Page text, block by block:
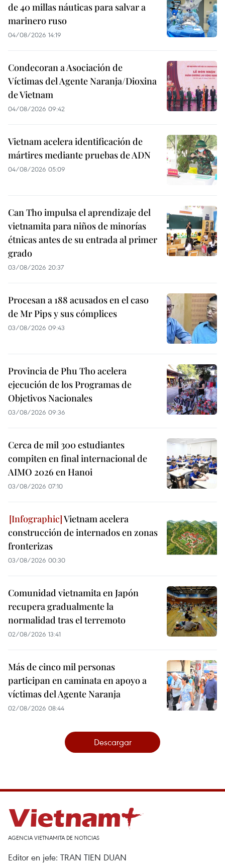
de 40 millas náuticas para salvar a
marinero ruso
04/08/2026 14:19
Condecoran a Asociación de
Víctimas del Agente Naranja/Dioxina
de Vietnam
04/08/2026 09:42
Vietnam acelera identificación de
mártires mediante pruebas de ADN
04/08/2026 05:09
Can Tho impulsa el aprendizaje del
vietnamita para niños de minorías
étnicas antes de su entrada al primer
grado
03/08/2026 20:37
Procesan a 188 acusados en el caso
de Mr Pips y sus cómplices
03/08/2026 09:43
Provincia de Phu Tho acelera
ejecución de los Programas de
Objetivos Nacionales
03/08/2026 09:36
Cerca de mil 300 estudiantes
compiten en final internacional de
AIMO 2026 en Hanoi
03/08/2026 07:10
Vietnam acelera
construcción de internados en zonas
fronterizas
03/08/2026 00:30
Comunidad vietnamita en Japón
recupera gradualmente la
normalidad tras el terremoto
02/08/2026 13:41
Más de cinco mil personas
participan en caminata en apoyo a
víctimas del Agente Naranja
02/08/2026 08:44
Descargar
AGENCIA VIETNAMITA DE NOTICIAS
Editor en jefe: TRAN TIEN DUAN